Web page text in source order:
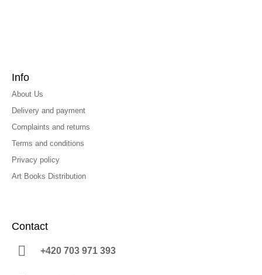
Info
About Us
Delivery and payment
Complaints and returns
Terms and conditions
Privacy policy
Art Books Distribution
Contact
+420 703 971 393